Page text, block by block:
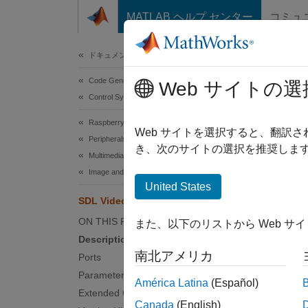
コンテンツへスキップ
MATLAB ヘルプ センター コミュ
ドキュメンテーションのホーム
Code Generation
Control Systems
Raspberry Pi Blockset
Peripherals
Multimedia
Image and Video Processing
SDL Video Display
ON THIS PAGE
Description
Ports
Parameters
Extended Capabilities
video
Web サイトの選
Web サイトを選択すると、翻訳
き、次のサイトの選択を推奨しま
United States
また、以下のリストから Web サ
南北アメリカ
América Latina (Español)
Canada (English)